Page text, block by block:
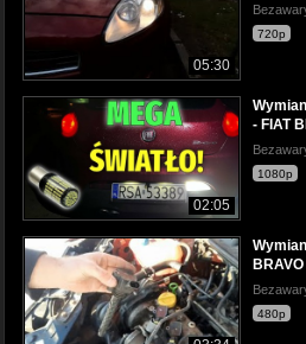
05:30
720p
02:05
- FIAT
1080p
480p